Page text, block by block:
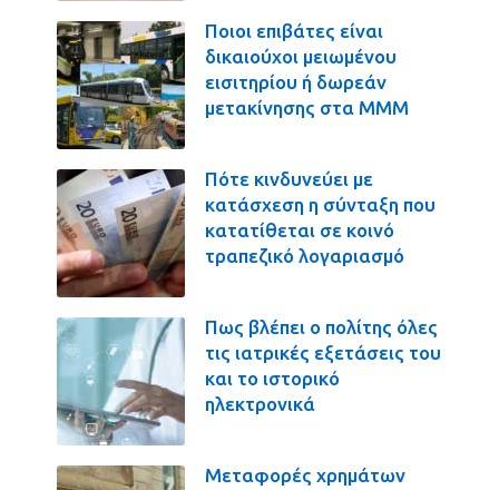
Ποιοι επιβάτες είναι
δικαιούχοι μειωμένου
εισιτηρίου ή δωρεάν
μετακίνησης στα ΜΜΜ
Πότε κινδυνεύει με
κατάσχεση η σύνταξη που
κατατίθεται σε κοινό
τραπεζικό λογαριασμό
Πως βλέπει ο πολίτης όλες
τις ιατρικές εξετάσεις του
και το ιστορικό
ηλεκτρονικά
Μεταφορές χρημάτων